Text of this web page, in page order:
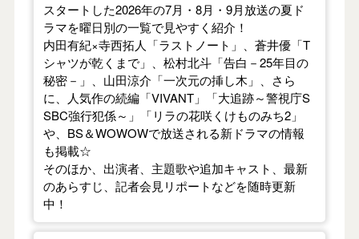
スタートした2026年の7月・8月・9月放送の夏ド
ラマを曜日別の一覧で見やすく紹介！
内田有紀×寺西拓人「ラストノート」、蒼井優「T
シャツが乾くまで」、松村北斗「告白－25年目の
秘密－」、山田涼介「一次元の挿し木」、さら
に、人気作の続編「VIVANT」「大追跡～警視庁S
SBC強行犯係～」「リラの花咲くけものみち2」
や、BS＆WOWOWで放送される新ドラマの情報
も掲載☆
そのほか、出演者、主題歌や追加キャスト、最新
のあらすじ、記者会見リポートなどを随時更新
中！